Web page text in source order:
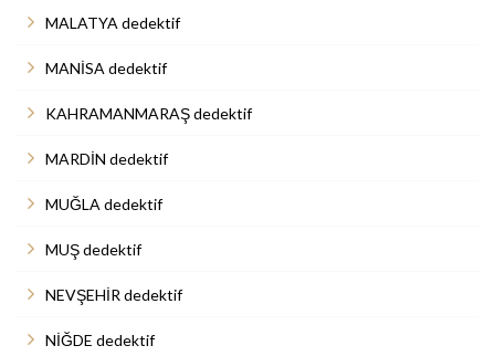
MALATYA dedektif
MANİSA dedektif
KAHRAMANMARAŞ dedektif
MARDİN dedektif
MUĞLA dedektif
MUŞ dedektif
NEVŞEHİR dedektif
NİĞDE dedektif